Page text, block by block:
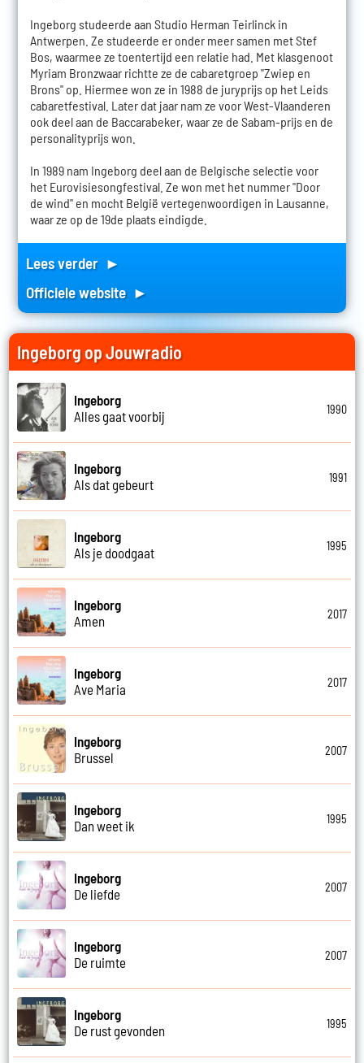
Ingeborg studeerde aan Studio Herman Teirlinck in
Antwerpen. Ze studeerde er onder meer samen met Stef
Bos, waarmee ze toentertijd een relatie had. Met klasgenoot
Myriam Bronzwaar richtte ze de cabaretgroep "Zwiep en
Brons" op. Hiermee won ze in 1988 de juryprijs op het Leids
cabaretfestival. Later dat jaar nam ze voor West-Vlaanderen
ook deel aan de Baccarabeker, waar ze de Sabam-prijs en de
personalityprijs won.
In 1989 nam Ingeborg deel aan de Belgische selectie voor
het Eurovisiesongfestival. Ze won met het nummer "Door
de wind" en mocht België vertegenwoordigen in Lausanne,
waar ze op de 19de plaats eindigde.
Lees verder ►
Officiele website ►
Ingeborg op Jouwradio
Ingeborg
Alles gaat voorbij
1990
Ingeborg
Als dat gebeurt
1991
Ingeborg
Als je doodgaat
1995
Ingeborg
Amen
2017
Ingeborg
Ave Maria
2017
Ingeborg
Brussel
2007
Ingeborg
Dan weet ik
1995
Ingeborg
De liefde
2007
Ingeborg
De ruimte
2007
Ingeborg
De rust gevonden
1995